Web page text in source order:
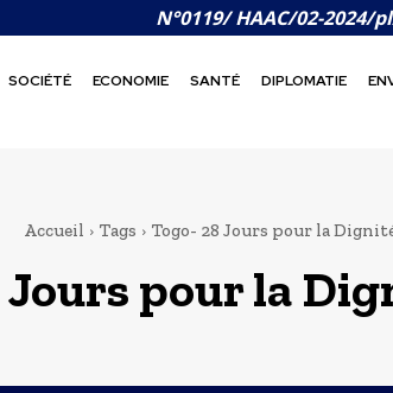
N°0119/ HAAC/02-2024/
SOCIÉTÉ ECONOMIE SANTÉ DIPLOMATIE
Accueil Tags Togo- 28 Jours pour la
Jours pour la